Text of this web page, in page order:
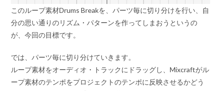
このループ素材Drums Breakを、パーツ毎に切り分けを行い、自
分の思い通りのリズム・パターンを作ってしまおうというの
が、今回の目標です。
では、パーツ毎に切り分けていきます。
ループ素材をオーディオ・トラックにドラッグし、Mixcraftがル
ープ素材のテンポをプロジェクトのテンポに反映させるかどう